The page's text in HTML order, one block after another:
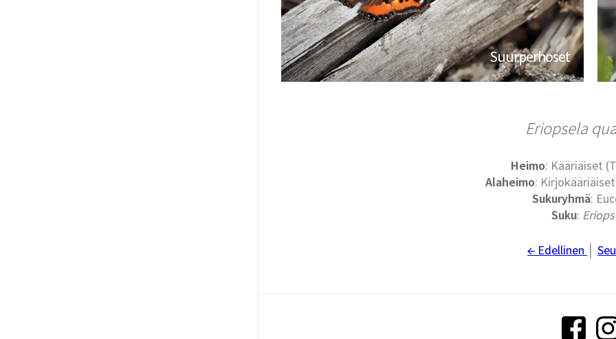
Suurperhoset
Eriopsela
Heimo: Kääriäiset
Alaheimo:
Sukuryhmä:
Suku:
← Edellinen